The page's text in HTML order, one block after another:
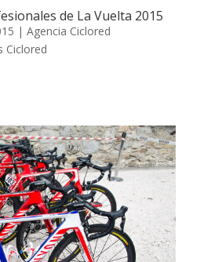
de La Vuelta 2015
| Agencia Ciclored
Ciclored